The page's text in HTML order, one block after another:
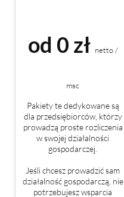
od 0 zł netto /
msc
Pakiety te dedykowane są
dla przedsiębiorców, którzy
prowadzą proste rozliczenia
w swojej działalności
gospodarczej.
Jeśli chcesz prowadzić sam
działalność gospodarczą, nie
potrzebujesz wsparcia